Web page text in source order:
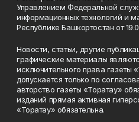
Управлением Федеральной
информационных технологий и
Республике Башкортостан от
Новости, статьи, другие
графические материалы
исключительного права газеты
допускается только по
авторство газеты «Торатау»
изданий прямая активная
«Торатау» обязательна.